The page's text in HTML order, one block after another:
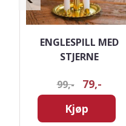
ENGLESPILL MED
STJERNE
99,-
79,-
Kjøp